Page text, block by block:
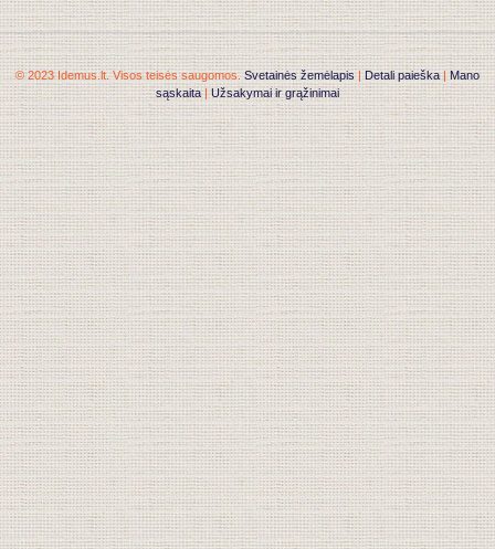
© 2023 Idemus.lt. Visos teisės saugomos. Svetainės žemėlapis | Detali paieška|Mano
sąskaita|Užsakymai ir grąžinimai